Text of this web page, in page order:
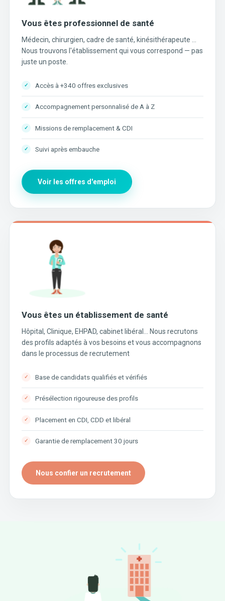
Vous êtes professionnel de santé
Médecin, chirurgien, cadre de santé, kinésithérapeute …
Nous trouvons l'établissement qui vous correspond — pas
juste un poste.
Accès à +340 offres exclusives
Accompagnement personnalisé de A à Z
Missions de remplacement & CDI
Suivi après embauche
Voir les offres d'emploi
Vous êtes un établissement de santé
Hôpital, Clinique, EHPAD, cabinet libéral… Nous recrutons
des profils adaptés à vos besoins et vous accompagnons
dans le processus de recrutement
Base de candidats qualifiés et vérifiés
Présélection rigoureuse des profils
Placement en CDI, CDD et libéral
Garantie de remplacement 30 jours
Nous confier un recrutement